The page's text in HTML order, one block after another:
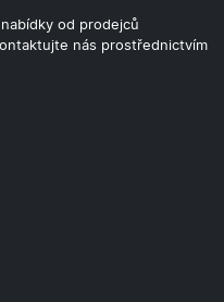
od prodejců
nás prostřednictvím